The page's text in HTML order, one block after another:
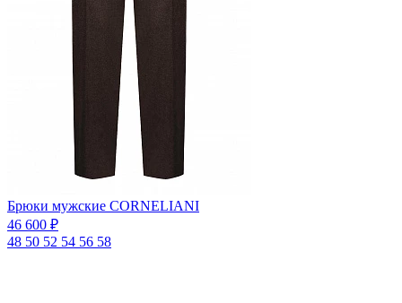
Брюки мужские CORNELIANI
46 600 ₽
48 50 52 54 56 58